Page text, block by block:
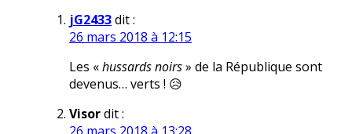
jG2433dit :
26 mars 2018 à 12:15
Les «hussards noirs» de la République sont
devenus… verts ! 😥
Visordit :